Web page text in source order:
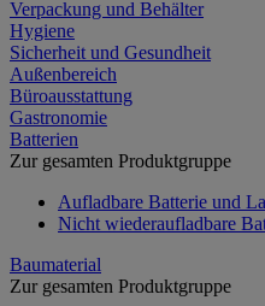
Verpackung und Behälter
Hygiene
Sicherheit und Gesundheit
Außenbereich
Büroausstattung
Gastronomie
Batterien
Zur gesamten Produktgruppe
Aufladbare Batterie und
Nicht wiederaufladbare
Baumaterial
Zur gesamten Produktgruppe